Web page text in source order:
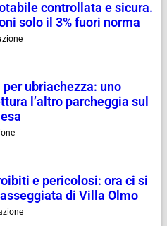
controllata e sicura.
solo il 3% fuori norma
ubriachezza: uno
l’altro parcheggia sul
e pericolosi: ora ci si
di Villa Olmo